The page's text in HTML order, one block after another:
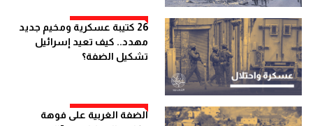
26 كتيبة عسكرية ومخيم جديد
مهدد.. كيف تعيد إسرائيل
تشكيل الضفة؟
الضفة الغربية على فوهة